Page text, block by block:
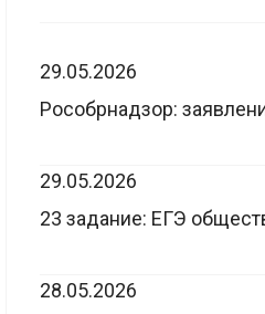
29.05.2026
Рособрнадзор:
29.05.2026
23 задание: ЕГЭ
28.05.2026